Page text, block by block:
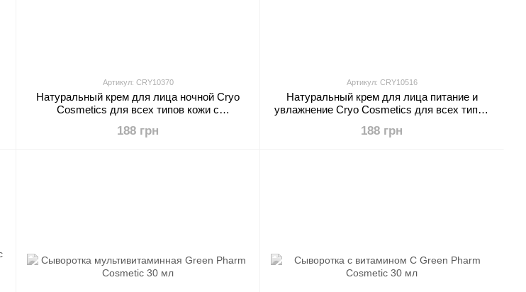
Артикул: CRY10370
Натуральный крем для лица ночной Cryo
Cosmetics для всех типов кожи с
экстрактами ОБЛЕПИХИ, АБРИКОСОВЫХ
188 грн
Артикул: CRY10516
Натуральный крем для лица питание и
увлажнение Cryo Cosmetics для всех типов
экстрактами КОНОПЛИ и КУНЖУТА, 40 мл
188 грн